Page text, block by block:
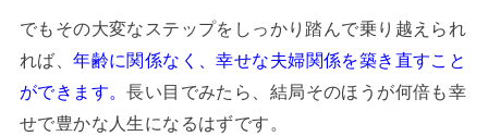
でもその大変なステップをしっかり踏んで乗り越えられ
れば、年齢に関係なく、幸せな夫婦関係を築き直すこと
ができます。長い目でみたら、結局そのほうが何倍も幸
せで豊かな人生になるはずです。